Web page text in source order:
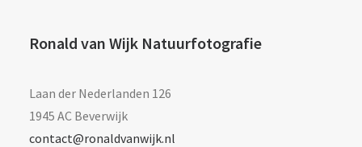
Ronald van Wijk Natuurfotografie
Laan der Nederlanden 126
1945 AC Beverwijk
contact@ronaldvanwijk.nl